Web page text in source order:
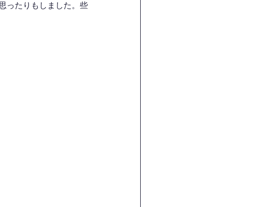
ったりもしました。些